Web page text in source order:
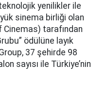
yenilikler ile
sinema birliği olan
Cinemas) tarafından
ödülüne layık
37 şehirde 98
sayısı ile Türkiye’nin